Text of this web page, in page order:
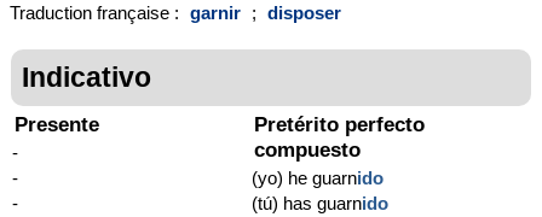
Traduction française : garnir ; disposer
Indicativo
Presente
-
-
-
Pretérito perfecto
compuesto
(yo) he guarnido
(tú) has guarnido